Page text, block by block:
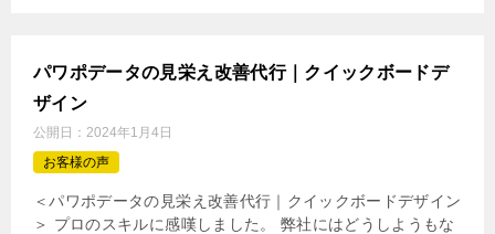
パワポデータの見栄え改善代行｜クイックボードデ
ザイン
公開日： 2024年1月4日
お客様の声
＜パワポデータの見栄え改善代行｜クイックボードデザイン
＞ プロのスキルに感嘆しました。 弊社にはどうしようもな